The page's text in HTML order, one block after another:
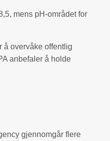
mens pH-området for
å overvåke offentlig
anbefaler å holde
gjennomgår flere